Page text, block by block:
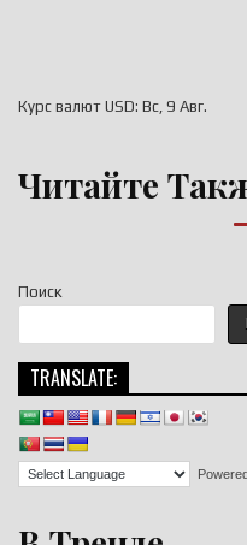
Поиск
TRANSLATE:
Курс валют USD: Вс, 9 Авг.
Читайте